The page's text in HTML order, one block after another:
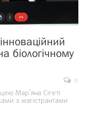
біологічному
0
Мар’яна Сігеті
з магістрантами